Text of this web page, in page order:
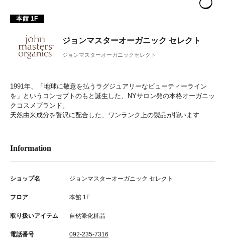
本館 1F
ジョンマスターオーガニック セレクト
ジョンマスターオーガニックセレクト
1991年、「地球に敬意を払うラグジュアリーなビューティーライン
を」というコンセプトのもと誕生した、NYサロン発の本格オーガニッ
クコスメブランド。
天然由来成分を贅沢に配合した、ワンランク上の製品が揃います
Information
ショップ名 ジョンマスターオーガニック セレクト
フロア 本館 1F
取り扱いアイテム 自然派化粧品
電話番号 092-235-7316